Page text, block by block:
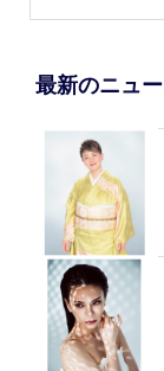
最新のニュ